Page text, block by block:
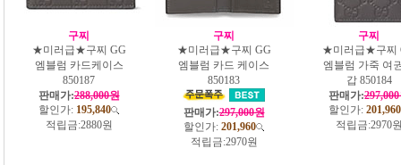
구찌
★미러급★구찌 GG
엠블럼 카드케이스
850187
판매가:288,000원
할인가: 195,840
적립금:2880원
구찌
★미러급★구찌 GG
엠블럼 카드 케이스
850183
판매가:297,000원
할인가: 201,960
적립금:2970원
구찌
★미러급★구찌
엠블럼 가죽 여
갑 850184
판매가:
할인가: 201,960
적립금:2970